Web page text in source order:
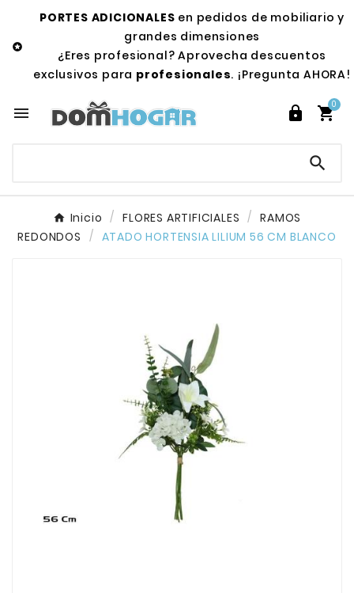

PORTES ADICIONALES en pedidos de mobiliario y
grandes dimensiones
¿Eres profesional? Aprovecha descuentos
exclusivos para profesionales. ¡Pregunta AHORA!
  
0

Inicio FLORES ARTIFICIALES
RAMOS
REDONDOS
ATADO HORTENSIA LILIUM 56 CM BLANCO